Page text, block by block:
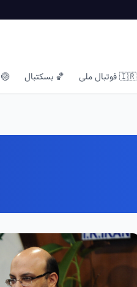
🇮🇷 فوتبال ملی 🏀 بسکتبال 🏐